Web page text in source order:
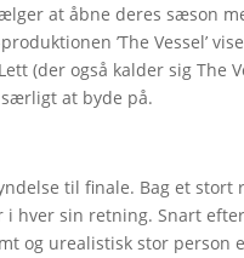
at åbne deres sæson
’The Vessel’
(der også kalder sig The
særligt at byde på.
til finale. Bag et
hver sin retning. Snart
og urealistisk stor person